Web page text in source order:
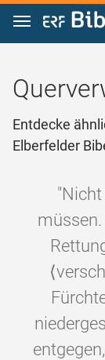
Zum Inhalt
Entdecke
Elberfelder